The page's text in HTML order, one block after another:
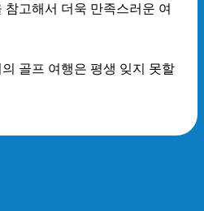
고해서 더욱 만족스러운 여
골프 여행은 평생 잊지 못할